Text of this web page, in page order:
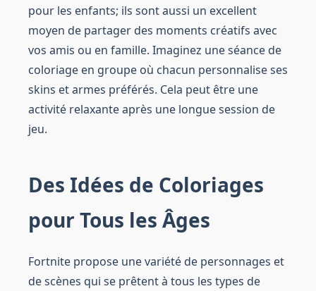
pour les enfants; ils sont aussi un excellent
moyen de partager des moments créatifs avec
vos amis ou en famille. Imaginez une séance de
coloriage en groupe où chacun personnalise ses
skins et armes préférés. Cela peut être une
activité relaxante après une longue session de
jeu.
Des Idées de Coloriages
pour Tous les Âges
Fortnite propose une variété de personnages et
de scènes qui se prêtent à tous les types de